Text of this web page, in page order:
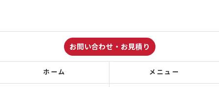
お問い合わせ・お見積り
ホーム メニュー